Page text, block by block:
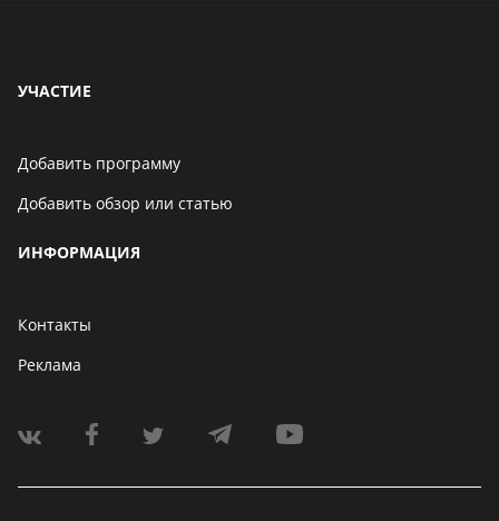
УЧАСТИЕ
Добавить программу
Добавить обзор или статью
ИНФОРМАЦИЯ
Контакты
Реклама